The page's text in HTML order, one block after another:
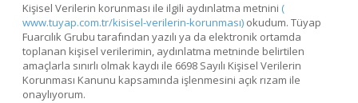
Kişisel Verilerin korunması ile ilgili aydınlatma metnini (
www.tuyap.com.tr/kisisel-verilerin-korunması) okudum. Tüyap
Fuarcılık Grubu tarafından yazılı ya da elektronik ortamda
toplanan kişisel verilerimin, aydınlatma metninde belirtilen
amaçlarla sınırlı olmak kaydı ile 6698 Sayılı Kişisel Verilerin
Korunması Kanunu kapsamında işlenmesini açık rızam ile
onaylıyorum.